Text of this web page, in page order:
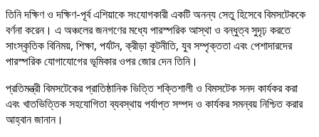
তিনি দক্ষিণ ও দক্ষিণ-পূর্ব এশিয়াকে সংযোগকারী একটি অনন্য সেতু হিসেবে বিমসটেককে
বর্ণনা করেন। এ অঞ্চলের জনগণের মধ্যে পারস্পরিক আস্থা ও বন্ধুত্ব সুদৃঢ় করতে
সাংস্কৃতিক বিনিময়, শিক্ষা, পর্যটন, ক্রীড়া কূটনীতি, যুব সম্পৃক্ততা এবং পেশাদারদের
পারস্পরিক যোগাযোগের ভূমিকার ওপর জোর দেন তিনি।
প্রতিমন্ত্রী বিমসটেকের প্রাতিষ্ঠানিক ভিত্তি শক্তিশালী ও বিমসটেক সনদ কার্যকর করা
এবং খাতভিত্তিক সহযোগিতা ব্যবস্থায় পর্যাপ্ত সম্পদ ও কার্যকর সমন্বয় নিশ্চিত করার
আহ্বান জানান।